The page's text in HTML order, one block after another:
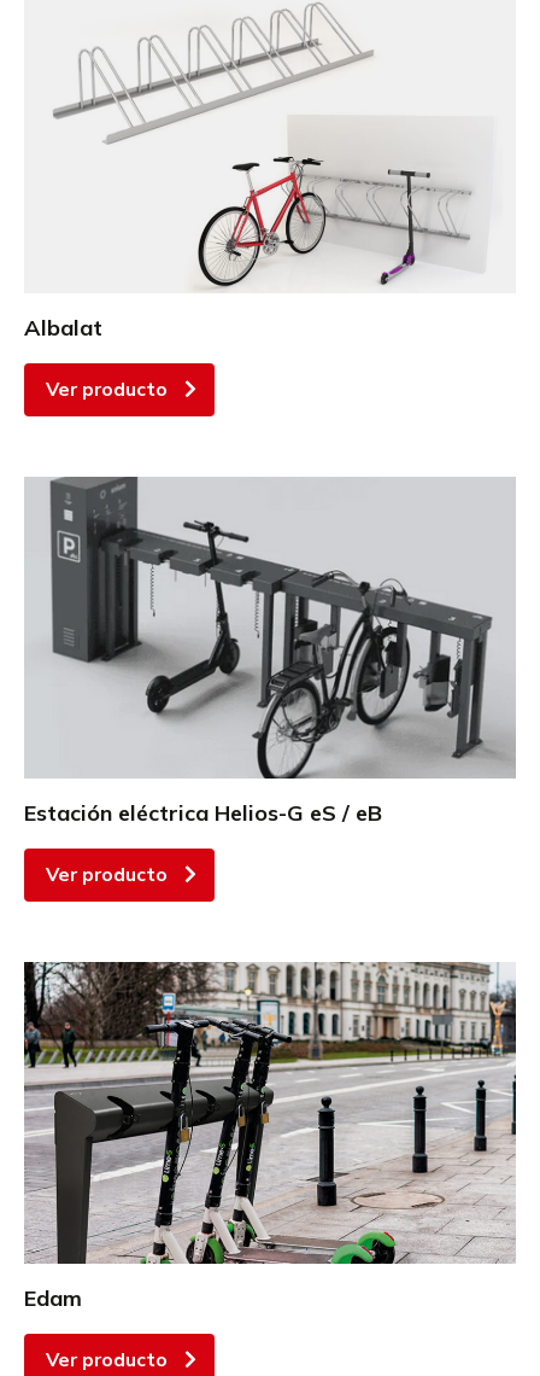
Albalat
Ver producto
Estación eléctrica Helios-G eS / eB
Ver producto
Edam
Ver producto